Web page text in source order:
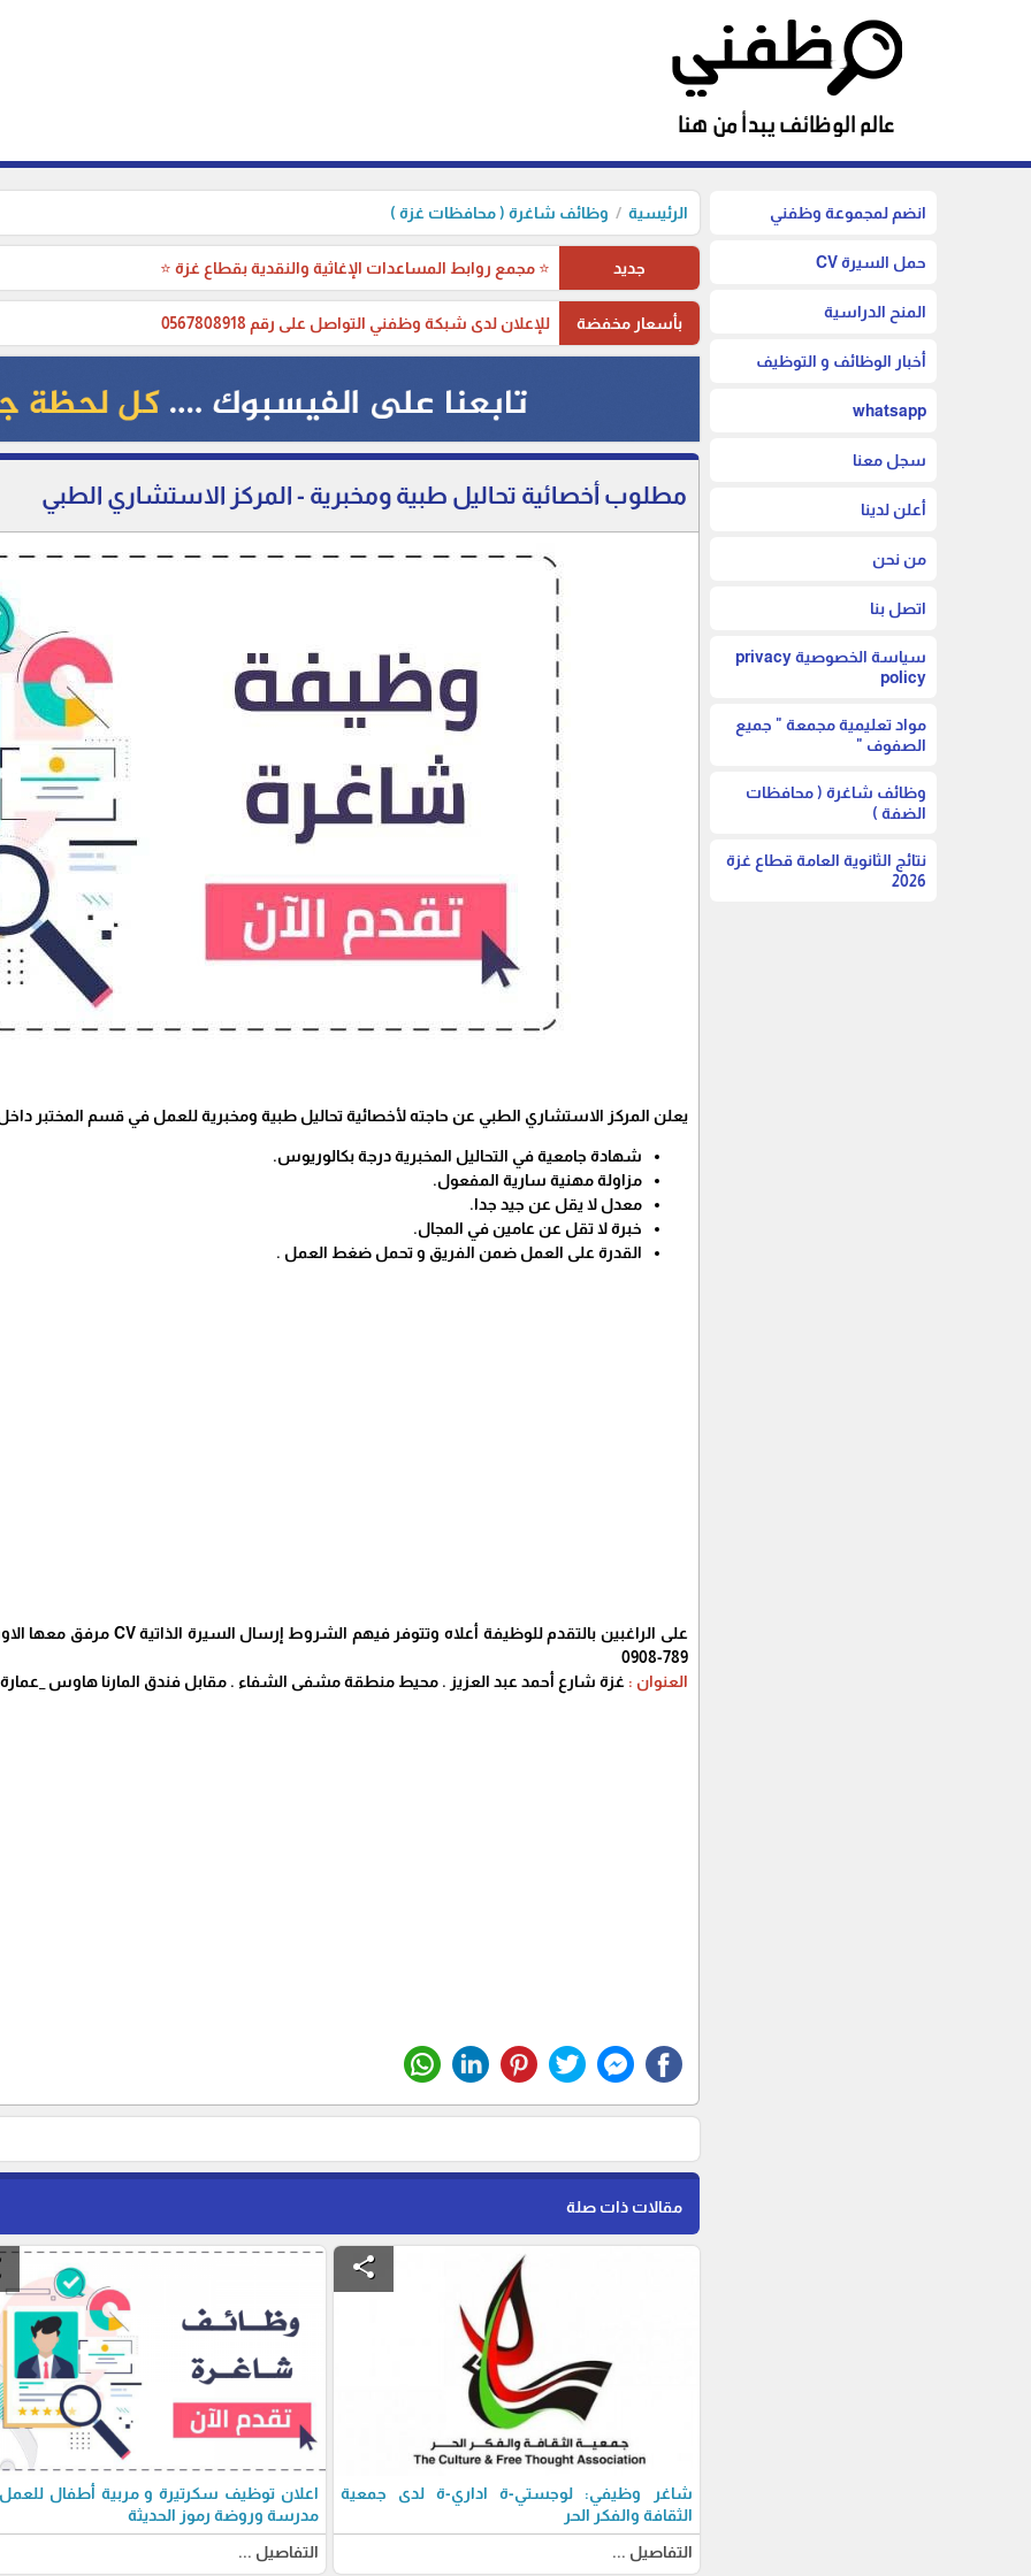
انضم لمجموعة وظفني
حمل السيرة CV
المنح الدراسية
أخبار الوظائف و التوظيف
whatsapp
سجل معنا
أعلن لدينا
من نحن
اتصل بنا
سياسة الخصوصية privacy
policy
مواد تعليمية مجمعة " جميع
الصفوف "
وظائف شاغرة ( محافظات
الضفة )
نتائج الثانوية العامة قطاع غزة
2026
الرئيسية وظائف شاغرة ( محافظات غزة )
جديد ⭐ مجمع روابط المساعدات الإغاثية والنقدية بقطاع غزة ⭐
بأسعار مخفضة للإعلان لدى شبكة وظفني التواصل على رقم 0567808918
مطلوب أخصائية تحاليل طبية ومخبرية - المركز الاستشاري الطبي
يعلن المركز الاستشاري الطبي عن حاجته لأخصائية تحاليل طبية ومخبرية للعمل في قسم المختبر
شهادة جامعية في التحاليل المخبرية درجة بكالوريوس.
مزاولة مهنية سارية المفعول.
معدل لا يقل عن جيد جدا.
خبرة لا تقل عن عامين في المجال.
القدرة على العمل ضمن الفريق و تحمل ضغط العمل .
789-0908
العنوان : غزة شارع أحمد عبد العزيز . محيط منطقة مشفى الشفاء . مقابل فندق المارنا هاوس
مقالات ذات صلة
share
شاغر وظيفي: لوجستي-ة اداري-ة لدى جمعية
الثقافة والفكر الحر
التفاصيل ...
اعلان توظيف سكرتيرة و مربية أطفال
مدرسة وروضة رموز الحديثة
التفاصيل ...